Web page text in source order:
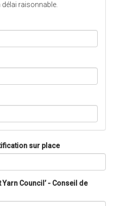
raisonnable.
sur place
Yarn Council’ - Conseil de